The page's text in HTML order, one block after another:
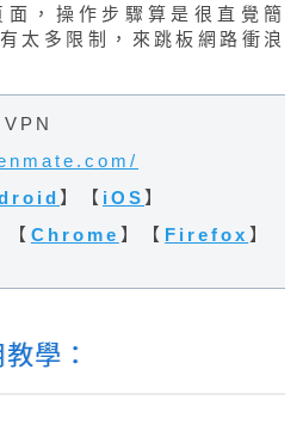
，操作步驟算是很直覺簡
太多限制，來跳板網路衝浪
】【 iOS 】
Chrome 】【 Firefox 】
學：